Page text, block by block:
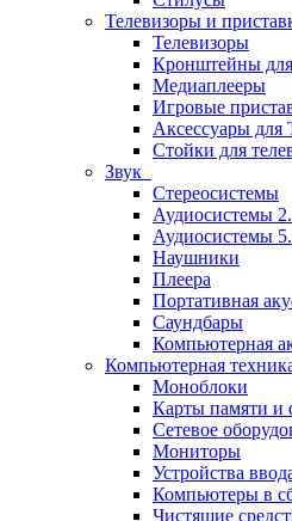
Телевизоры и
Телевизоры
Кронштейны для
Медиаплееры
Игровые
Аксессуары для
Стойки для
Звук
Стереосистемы
Аудиосистемы
Аудиосистемы
Наушники
Плеера
Портативная
Саундбары
Компьютерная
Компьютерная
Моноблоки
Карты памяти и
Сетевое
Мониторы
Устройства
Компьютеры в
Чистящие